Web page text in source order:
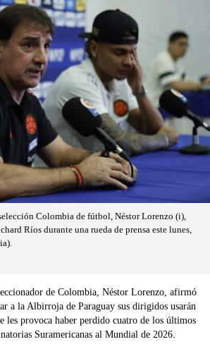
Colombia de fútbol, Néstor Lorenzo (i),
Ríos durante una rueda de prensa este lunes,
de Colombia, Néstor Lorenzo, afirmó
a la Albirroja de Paraguay sus dirigidos usarán
les provoca haber perdido cuatro de los últimos
Suramericanas al Mundial de 2026.